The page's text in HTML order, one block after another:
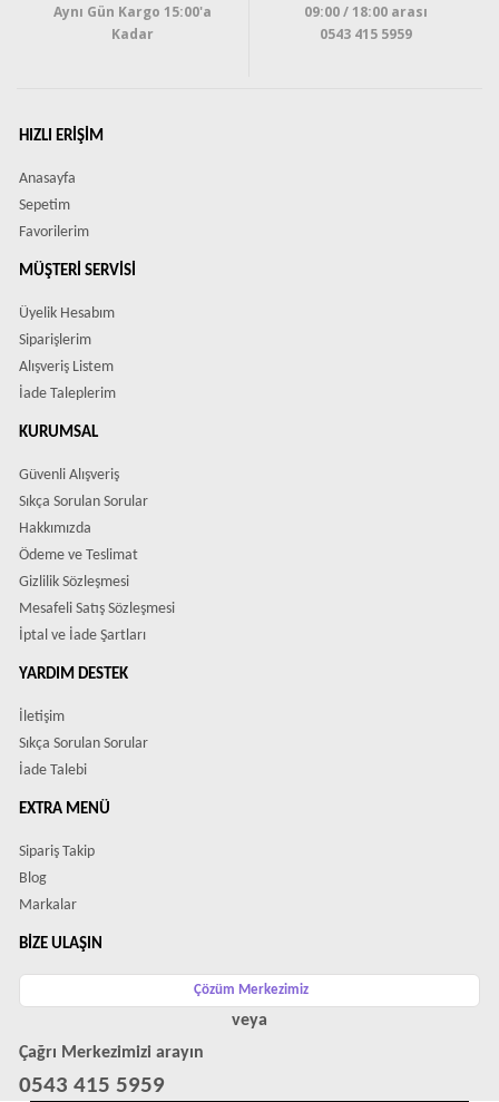
Aynı Gün Kargo 15:00'a
Kadar
09:00 / 18:00 arası
0543 415 5959
HIZLI ERIŞIM
Anasayfa
Sepetim
Favorilerim
MÜŞTERI SERVISI
Üyelik Hesabım
Siparişlerim
Alışveriş Listem
İade Taleplerim
KURUMSAL
Güvenli Alışveriş
Sıkça Sorulan Sorular
Hakkımızda
Ödeme ve Teslimat
Gizlilik Sözleşmesi
Mesafeli Satış Sözleşmesi
İptal ve İade Şartları
YARDIM DESTEK
İletişim
Sıkça Sorulan Sorular
İade Talebi
EXTRA MENÜ
Sipariş Takip
Blog
Markalar
BIZE ULAŞIN
Çözüm Merkezimiz
veya
Çağrı Merkezimizi arayın
0543 415 5959